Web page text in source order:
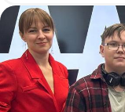
мобильные